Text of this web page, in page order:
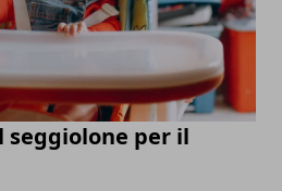
seggiolone per il